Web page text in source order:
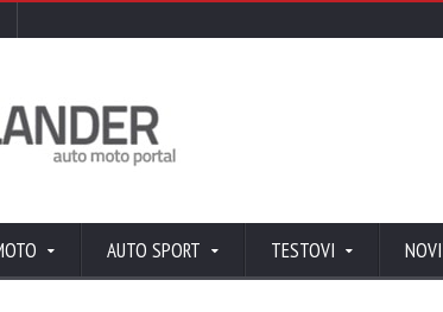
AUTO SPORT TESTOVI